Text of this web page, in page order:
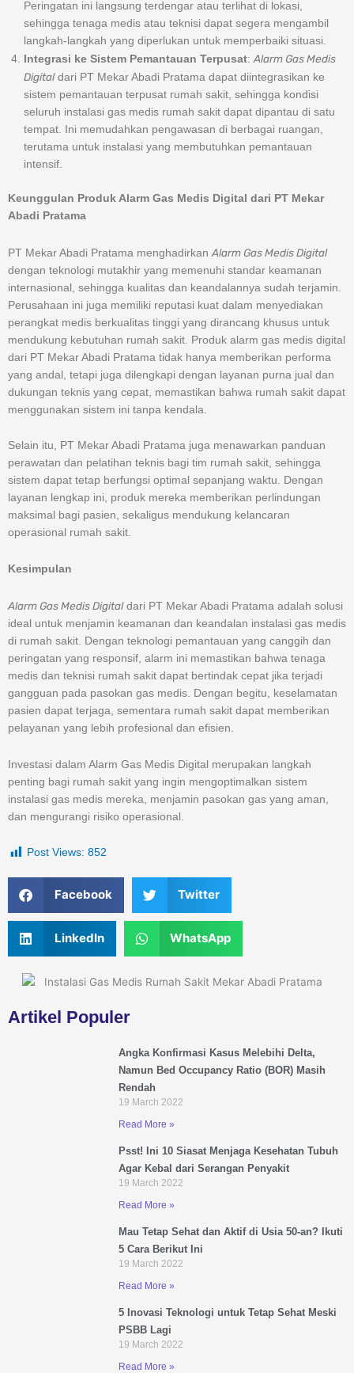
Peringatan ini langsung terdengar atau terlihat di lokasi,
sehingga tenaga medis atau teknisi dapat segera mengambil
langkah-langkah yang diperlukan untuk memperbaiki situasi.
Integrasi ke Sistem Pemantauan Terpusat:Alarm Gas Medis
Digitaldari PT Mekar Abadi Pratama dapat diintegrasikan ke
sistem pemantauan terpusat rumah sakit, sehingga kondisi
seluruh instalasi gas medis rumah sakit dapat dipantau di satu
tempat. Ini memudahkan pengawasan di berbagai ruangan,
terutama untuk instalasi yang membutuhkan pemantauan
intensif.
Keunggulan Produk Alarm Gas Medis Digital dari PT Mekar
Abadi Pratama
PT Mekar Abadi Pratama menghadirkan Alarm Gas Medis Digital
dengan teknologi mutakhir yang memenuhi standar keamanan
internasional, sehingga kualitas dan keandalannya sudah terjamin.
Perusahaan ini juga memiliki reputasi kuat dalam menyediakan
perangkat medis berkualitas tinggi yang dirancang khusus untuk
mendukung kebutuhan rumah sakit. Produk alarm gas medis digital
dari PT Mekar Abadi Pratama tidak hanya memberikan performa
yang andal, tetapi juga dilengkapi dengan layanan purna jual dan
dukungan teknis yang cepat, memastikan bahwa rumah sakit dapat
menggunakan sistem ini tanpa kendala.
Selain itu, PT Mekar Abadi Pratama juga menawarkan panduan
perawatan dan pelatihan teknis bagi tim rumah sakit, sehingga
sistem dapat tetap berfungsi optimal sepanjang waktu. Dengan
layanan lengkap ini, produk mereka memberikan perlindungan
maksimal bagi pasien, sekaligus mendukung kelancaran
operasional rumah sakit.
Kesimpulan
Alarm Gas Medis Digitaldari PT Mekar Abadi Pratama adalah solusi
ideal untuk menjamin keamanan dan keandalan instalasi gas medis
di rumah sakit. Dengan teknologi pemantauan yang canggih dan
peringatan yang responsif, alarm ini memastikan bahwa tenaga
medis dan teknisi rumah sakit dapat bertindak cepat jika terjadi
gangguan pada pasokan gas medis. Dengan begitu, keselamatan
pasien dapat terjaga, sementara rumah sakit dapat memberikan
pelayanan yang lebih profesional dan efisien.
Investasi dalam Alarm Gas Medis Digital merupakan langkah
penting bagi rumah sakit yang ingin mengoptimalkan sistem
instalasi gas medis mereka, menjamin pasokan gas yang aman,
dan mengurangi risiko operasional.
Post Views: 852
h
a
r
e
o
a
Facebook
h
a
e
t
t
e
Twitter
h
r
o
LinkedIn
h
r
w
h
a
t
s
p
WhatsApp
Artikel Populer
Angka Konfirmasi Kasus Melebihi Delta,
Namun Bed Occupancy Ratio (BOR) Masih
Rendah
19 March 2022
Read More »
Psst! Ini 10 Siasat Menjaga Kesehatan Tubuh
Agar Kebal dari Serangan Penyakit
19 March 2022
Read More »
Mau Tetap Sehat dan Aktif di Usia 50-an? Ikuti
5 Cara Berikut Ini
19 March 2022
Read More »
5 Inovasi Teknologi untuk Tetap Sehat Meski
PSBB Lagi
19 March 2022
Read More »